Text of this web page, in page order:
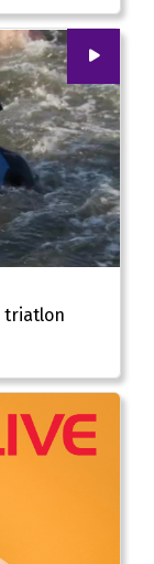
00:00
triatlon